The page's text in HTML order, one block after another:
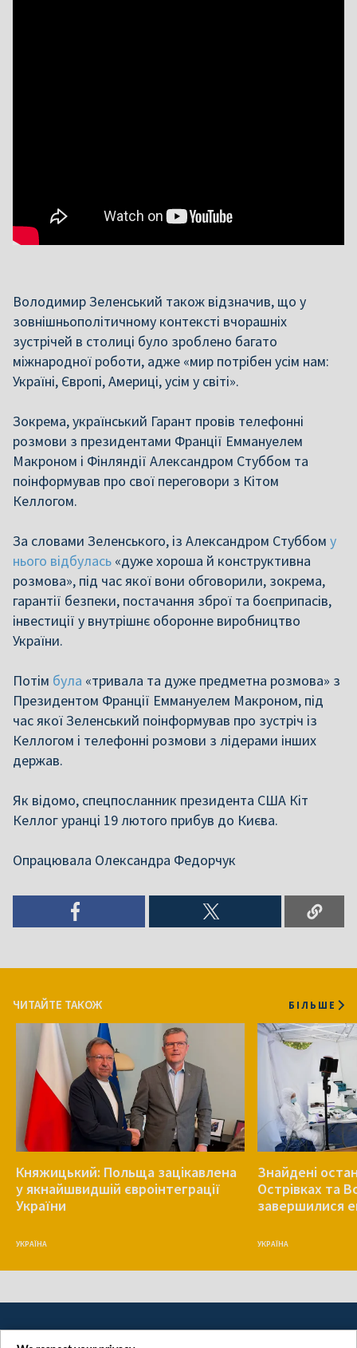
Володимир Зеленський також відзначив, що у
зовнішньополітичному контексті вчорашніх
зустрічей в столиці було зроблено багато
міжнародної роботи, адже «мир потрібен усім нам:
Україні, Європі, Америці, усім у світі».
Зокрема, український Гарант провів телефонні
розмови з президентами Франції Еммануелем
Макроном і Фінляндії Александром Стуббом та
поінформував про свої переговори з Кітом
Келлогом.
За словами Зеленського, із Александром Стуббом у
нього відбулась «дуже хороша й конструктивна
розмова», під час якої вони обговорили, зокрема,
гарантії безпеки, постачання зброї та боєприпасів,
інвестиції у внутрішнє оборонне виробництво
України.
Потім була «тривала та дуже предметна розмова» з
Президентом Франції Еммануелем Макроном, під
час якої Зеленський поінформував про зустріч із
Келлогом і телефонні розмови з лідерами інших
держав.
Як відомо, спецпосланник президента США Кіт
Келлог уранці 19 лютого прибув до Києва.
Опрацювала Олександра Федорчук
ЧИТАЙТЕ ТАКОЖ БІЛЬШЕ
Княжицький: Польща зацікавлена
у якнайшвидшій євроінтеграції
України
УКРАЇНА
Знайдені
Острівках та
завершилися
УКРАЇНА